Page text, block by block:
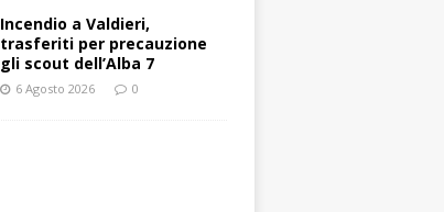
Incendio a Valdieri,
trasferiti per precauzione
gli scout dell’Alba 7
6 Agosto 2026 0